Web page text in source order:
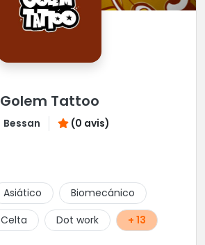
Golem Tattoo
Bessan (0 avis)
Asiático
Biomecánico
Celta Dot work + 13